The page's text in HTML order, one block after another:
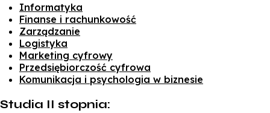
Informatyka
Finanse i rachunkowość
Zarządzanie
Logistyka
Marketing cyfrowy
Przedsiębiorczość cyfrowa
Komunikacja i psychologia w biznesie
Studia II stopnia: